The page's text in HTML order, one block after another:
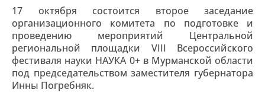
17 октября состоится второе заседание
организационного комитета по подготовке и
проведению мероприятий Центральной
региональной площадки VIII Всероссийского
фестиваля науки НАУКА 0+ в Мурманской области
под председательством заместителя губернатора
Инны Погребняк.